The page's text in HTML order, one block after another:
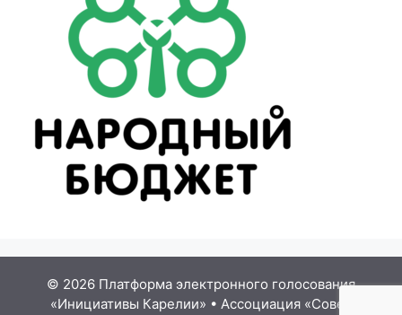
© 2026 Платформа электронного голосования
«Инициативы Карелии» • Ассоциация «Совет